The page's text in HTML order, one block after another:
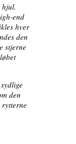
hjul.
end
hver
den
stjerne
den